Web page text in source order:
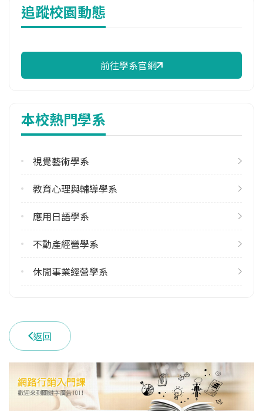
6,924 元/學期
114年註冊率
113學年度上學期
113學年度下學期
1
學系電話
屏東縣屏東市民生東路51號
追蹤校園動態
前往學系官網
本校熱門學系
視覺藝術學系
教育心理與輔導學系
應用日語學系
不動產經營學系
休閒事業經營學系
返回